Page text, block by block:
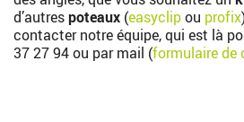
d’autrespoteaux (easyclipou profix
contacter notre équipe, qui est là
37 27 94ou par mail (formulaire de